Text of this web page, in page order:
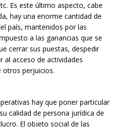
Es este último aspecto, cabe
hay una enorme cantidad de
país, mantenidos por las
a las ganancias que se
cerrar sus puestas, despedir
al acceso de actividades
otros perjuicios.
hay que poner particular
calidad de persona jurídica de
El objeto social de las